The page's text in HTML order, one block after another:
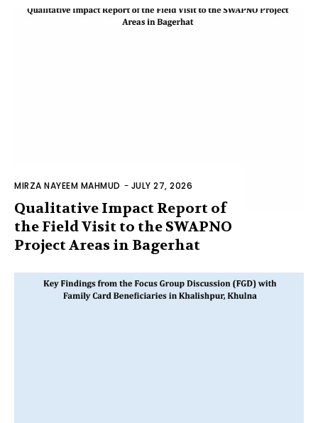
MIRZA NAYEEM MAHMUD - JULY 27, 2026
Qualitative Impact Report of
the Field Visit to the SWAPNO
Project Areas in Bagerhat